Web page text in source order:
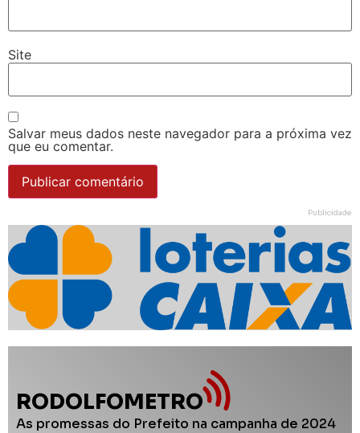
Site
Salvar meus dados neste navegador para a próxima vez
que eu comentar.
Publicidade
RODOLFOMETRO
As promessas do Prefeito na campanha de 2024